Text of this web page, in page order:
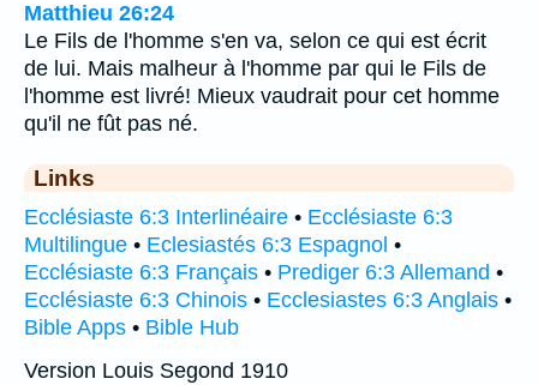
Matthieu 26:24
Le Fils de l'homme s'en va, selon ce qui est écrit
de lui. Mais malheur à l'homme par qui le Fils de
l'homme est livré! Mieux vaudrait pour cet homme
qu'il ne fût pas né.
Links
Ecclésiaste 6:3 Interlinéaire • Ecclésiaste 6:3
Multilingue • Eclesiastés 6:3 Espagnol •
Ecclésiaste 6:3 Français • Prediger 6:3 Allemand •
Ecclésiaste 6:3 Chinois • Ecclesiastes 6:3 Anglais •
Bible Apps • Bible Hub
Version Louis Segond 1910